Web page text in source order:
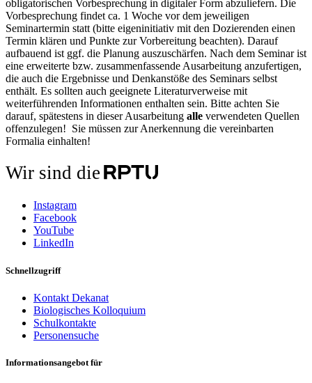
obligatorischen Vorbesprechung in digitaler Form abzuliefern. Die
Vorbesprechung findet ca. 1 Woche vor dem jeweiligen
Seminartermin statt (bitte eigeninitiativ mit den Dozierenden einen
Termin klären und Punkte zur Vorbereitung beachten). Darauf
aufbauend ist ggf. die Planung auszuschärfen. Nach dem Seminar ist
eine erweiterte bzw. zusammenfassende Ausarbeitung anzufertigen,
die auch die Ergebnisse und Denkanstöße des Seminars selbst
enthält. Es sollten auch geeignete Literaturverweise mit
weiterführenden Informationen enthalten sein. Bitte achten Sie
darauf, spätestens in dieser Ausarbeitung alle verwendeten Quellen
offenzulegen! Sie müssen zur Anerkennung die vereinbarten
Formalia einhalten!
Wir sind die
Instagram
Facebook
YouTube
LinkedIn
Schnellzugriff
Kontakt Dekanat
Biologisches Kolloquium
Schulkontakte
Personensuche
Informationsangebot für